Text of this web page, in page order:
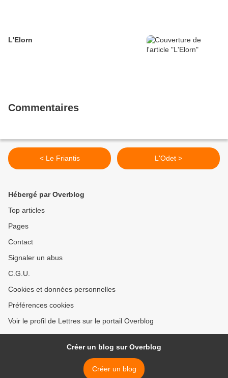
L'Elorn
Commentaires
< Le Friantis L'Odet >
Hébergé par Overblog
Top articles
Pages
Contact
Signaler un abus
C.G.U.
Cookies et données personnelles
Préférences cookies
Voir le profil de Lettres sur le portail Overblog
Créer un blog sur Overblog
Créer un blog